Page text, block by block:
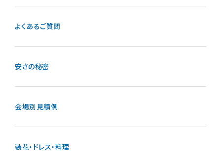
よくあるご質問
安さの秘密
会場別見積例
装花・ドレス・料理